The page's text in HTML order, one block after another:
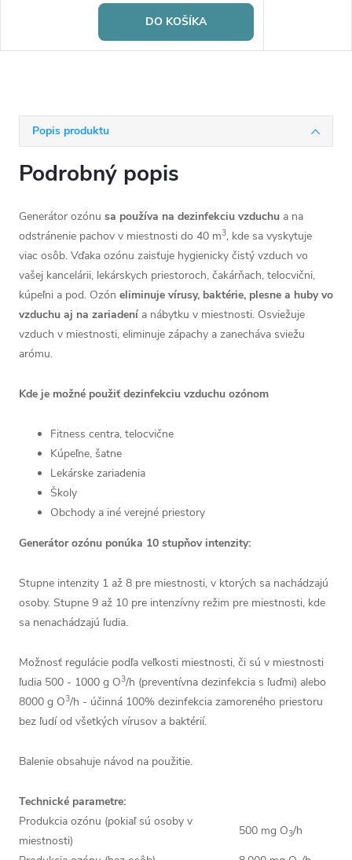
Popis produktu
Podrobný popis
Generátor ozónu sa používa na dezinfekciu vzduchu a na
odstránenie pachov v miestnosti do 40 m3, kde sa vyskytuje
viac osôb. Vďaka ozónu zaisťuje hygienicky čistý vzduch vo
vašej kancelárii, lekárskych priestoroch, čakárňach, telocvični,
kúpeľni a pod. Ozón eliminuje vírusy, baktérie, plesne a huby vo
vzduchu aj na zariadení a nábytku v miestnosti. Osviežuje
vzduch v miestnosti, eliminuje zápachy a zanecháva sviežu
arómu.
Kde je možné použiť dezinfekciu vzduchu ozónom
Fitness centra, telocvične
Kúpeľne, šatne
Lekárske zariadenia
Školy
Obchody a iné verejné priestory
Generátor ozónu ponúka 10 stupňov intenzity:
Stupne intenzity 1 až 8 pre miestnosti, v ktorých sa nachádzajú
osoby. Stupne 9 až 10 pre intenzívny režim pre miestnosti, kde
sa nenachádzajú ľudia.
Možnosť regulácie podľa veľkosti miestnosti, či sú v miestnosti
ľudia 500 - 1000 g O3/h (preventívna dezinfekcia s ľuďmi) alebo
8000 g O3/h - účinná 100% dezinfekcia zamoreného priestoru
bez ľudí od všetkých vírusov a baktérií.
Balenie obsahuje návod na použitie.
Technické parametre:
Produkcia ozónu (pokiaľ sú osoby v
miestnosti)
500 mg O3/h
DO KOŠÍKA